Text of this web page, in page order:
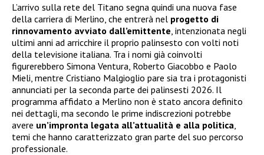
L’arrivo sulla rete del Titano segna quindi una nuova fase
della carriera di Merlino, che entrerà nel progetto di
rinnovamento avviato dall’emittente , intenzionata negli
ultimi anni ad arricchire il proprio palinsesto con volti noti
della televisione italiana. Tra i nomi già coinvolti
figurerebbero Simona Ventura, Roberto Giacobbo e Paolo
Mieli, mentre Cristiano Malgioglio pare sia tra i protagonisti
annunciati per la seconda parte dei palinsesti 2026. Il
programma affidato a Merlino non è stato ancora definito
nei dettagli, ma secondo le prime indiscrezioni potrebbe
avere un’impronta legata all’attualità e alla politica
temi che hanno caratterizzato gran parte del suo percorso
professionale.